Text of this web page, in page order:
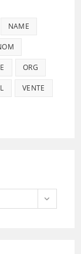
NAME
ORG
VENTE